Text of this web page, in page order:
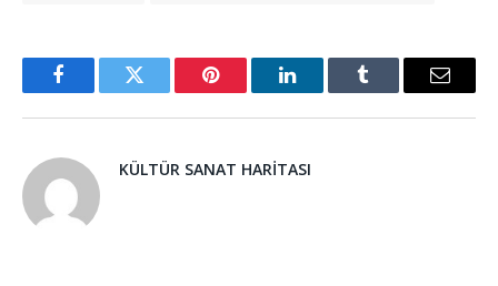
FacebookTwitter Pinterest LinkedInTumblr Email
KÜLTÜR SANAT HARITASI